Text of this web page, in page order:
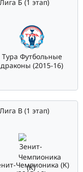
Б (1 этап)
Тура Футбольные
драконы (2015-16)
В (1 этап)
Чемпионика (К)